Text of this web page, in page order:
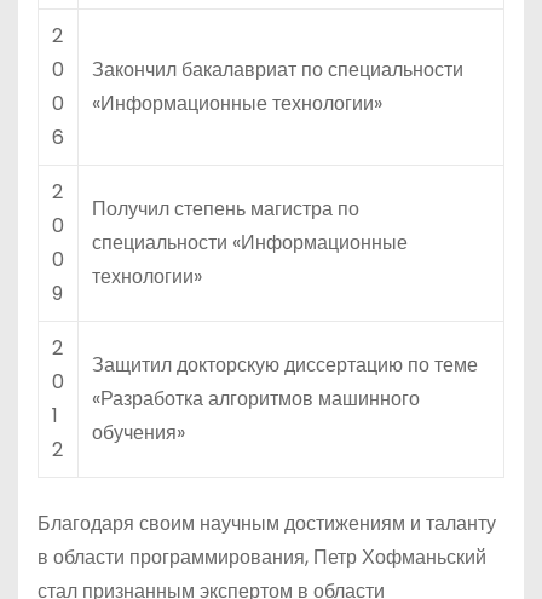
2
0
0
6
Закончил бакалавриат по специальности
«Информационные технологии»
2
0
0
9
Получил степень магистра по
специальности «Информационные
технологии»
2
0
1
2
Защитил докторскую диссертацию по теме
«Разработка алгоритмов машинного
обучения»
Благодаря своим научным достижениям и таланту
в области программирования, Петр Хофманьский
стал признанным экспертом в области